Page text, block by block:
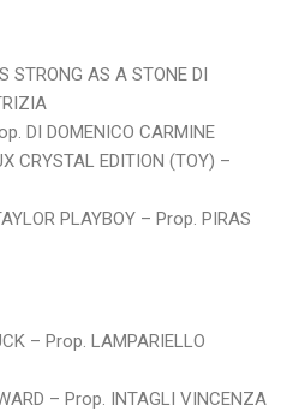
STRONG AS A STONE DI
DI DOMENICO CARMINE
CRYSTAL EDITION (TOY) –
PLAYBOY – Prop. PIRAS
– Prop. LAMPARIELLO
– Prop. INTAGLI VINCENZA